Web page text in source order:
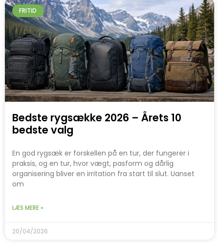
FRITID
Bedste rygsække 2026 – Årets 10
bedste valg
En god rygsæk er forskellen på en tur, der fungerer i
praksis, og en tur, hvor vægt, pasform og dårlig
organisering bliver en irritation fra start til slut. Uanset
om
LÆS MERE »
20/04/2026